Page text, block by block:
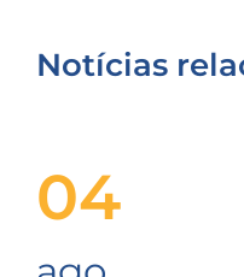
Notícias
04